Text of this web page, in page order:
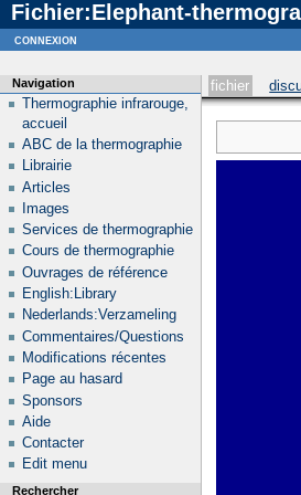
Notice: curl_setopt_array():
Fichier:Elephant-
fichier
Navigation
Thermographie infrarouge,
accueil
ABC de la thermographie
Librairie
Articles
Images
Services de thermographie
Cours de thermographie
Ouvrages de référence
English:Library
Nederlands:Verzameling
Commentaires/Questions
Modifications récentes
Page au hasard
Sponsors
Aide
Contacter
Edit menu
Rechercher
connexion